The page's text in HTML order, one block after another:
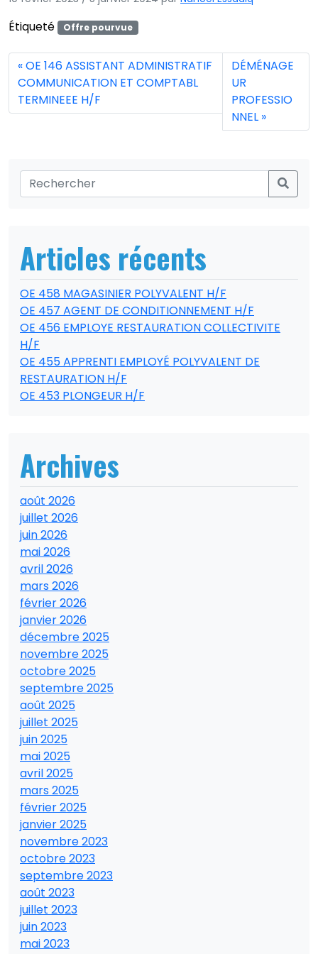
Étiqueté Offre pourvue
OE 146 ASSISTANT ADMINISTRATIF
COMMUNICATION ET COMPTABL
TERMINEEE H/F
DÉMÉNAGE
UR
PROFESSIO
NNEL
Articles récents
OE 458 MAGASINIER POLYVALENT H/F
OE 457 AGENT DE CONDITIONNEMENT H/F
OE 456 EMPLOYE RESTAURATION COLLECTIVITE
H/F
OE 455 APPRENTI EMPLOYÉ POLYVALENT DE
RESTAURATION H/F
OE 453 PLONGEUR H/F
Archives
août 2026
juillet 2026
juin 2026
mai 2026
avril 2026
mars 2026
février 2026
janvier 2026
décembre 2025
novembre 2025
octobre 2025
septembre 2025
août 2025
juillet 2025
juin 2025
mai 2025
avril 2025
mars 2025
février 2025
janvier 2025
novembre 2023
octobre 2023
septembre 2023
août 2023
juillet 2023
juin 2023
mai 2023